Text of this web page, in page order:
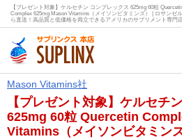
【プレゼント対象】ケルセチン コンプレックス 625mg 60粒
Complex 625mg Mason Vitamins（メイソンビタミンズ） | ロサンゼ
ら直送！高品質と低価格を両立できるアメリカのサプリメント専門
Mason Vitamins社
【プレゼント対象】ケルセチ
625mg 60粒 Quercetin
Vitamins（メイソンビタミンズ